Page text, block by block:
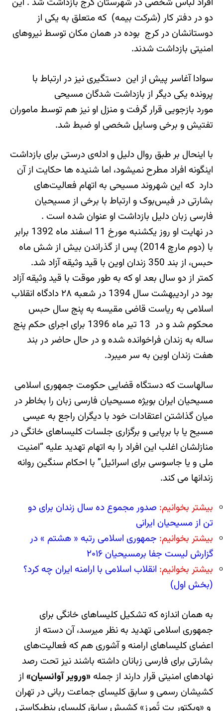
دو در دفتر کار (شرکت بیمه) که متعلق به یکی از
دوستانشان در کرج بوده در همان مکان توسط نیروهای
امنیتی بازداشت شدند.
سوادا آغاسر پیش از این دستگیری نیز در ارتباط با
پرونده یکی دیگر از بازداشت شدگان مسیحی
مورد بازجویی قرار گرفت و منزل او نیز هم توسط ماموران
تفتیش و برخی وسایل شخصی او ضبط شد.
با اینحال بر طبق روال دلیل و ادله‌ی درستی برای بازداشت
اینگونه افراد مطرح نمی‎شود، اما شنیده ها حکایت از آن
دارد که این شهروند مسیحی به اتهام فعالیت‌های
بشارتی در فیس‌بوک و ارتباط با برخی از مسیحیان
فارسی زبان دلیل بازداشت او عنوان شده است .
در نهایت او روز یکشنبه مورخ 11 اسفند ماه 1392 برابر
با (دوم مارچ 2014) پس از گذراندن بیش از شش ماه
حبس، از بند 350 زندان اوین با قید وثیقه آزاد شد.
کمتر از دو سال بعد او که به طور موقت با قید وثیقه آزاد
بود در اردیبهشت سال 1394 در شعبه ۲۸ دادگاه انقلاب
اسلامی به ریاست قاضی مقیسه به پنج سال حبس
محکوم شد و در 13 تیر ماه 1396 برای اجرای حکم پنج
ساله به زندان فراخوانده شده و در حال حاضر در بند
هفت زندان اوین به سر می‎برد.
سالهاست که دستگاه قضایی حکومت جمهوری اسلامی
مسیحیان ایران بویژه مسیحیان فارسی زبان را بخاطر در
میان گذاشتن اعتقادات خود با دیگران راجع به عیسی
مسیح یا با برپایی و برگزاری جلسات کلیساهای خانگی در
منازلشان اغلب این افراد را به اتهام تهدید علیه “امنیت
ملی و یا جاسوسی برای اسرائیل” با احکام سنگین روانه
زندانها می کند.
بیشتر بخوانیم: صدور مجموع ده سال زندان برای دو
تن از مسیحیان ایرانی
بیشتر بخوانیم: جمهوری اسلامی رتبه « هشتم » در
گزارش لیست جفا برمسیحیان ۲۰۱۶
بیشتر بخوانیم: انقلاب اسلامی با ارامنه ایران چه کرد؟
(بخش اول)
به همان اندازه که تشکیل کلیساهای خانگی برای
جمهوری اسلامی تهدید به نظر می‎رسد، آن دسته از
اعضای کلیساهای ارامنه و آشوری هم که فعالیت‌های
بشارتی برای فارسی زبانان داشته باشند نیز تحت رصد
نهادهای امنیتی قرار دارند از جمله «ورویر آوانسیان» از
کشیشان رسمی و سابق کلیسای جماعت ربانی در تهران
و «ویکتور بِت تًمرز» کشیش سابق کلیسای پنطیکاستی